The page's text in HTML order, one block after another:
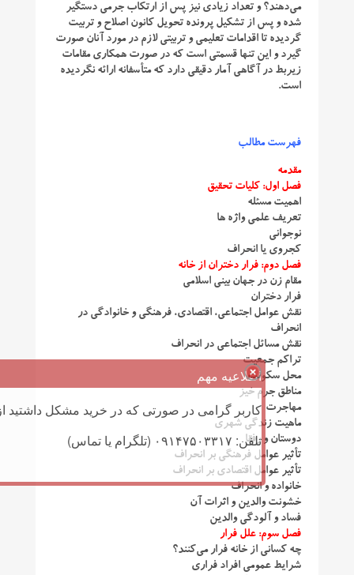
می‌دهند؟ و تعداد زیادی نیز پس از ارتکاب جرمی دستگیر
شده و پس از تشکیل پرونده تحویل کانون اصلاح و تربیت
گردیده تا اقدامات تعلیمی و تربیتی لازم در مورد آنان صورت
گیرد و این تنها قسمتی است که در صورت همکاری مقامات
زیربط در آگاهی آمار دقیقی دارد که متأسفانه ارائه نگردیده
است.
فهرست مطالب
مقدمه
فصل اول: كلیات تحقیق
اهمیت مسئله
تعریف علمی واژه‌ ها
نوجوانی
كجروی یا انحراف
فصل دوم: فرار دختران از خانه
مقام زن در جهان‌ بینی اسلامی
فرار دختران
نقش عوامل اجتماعی، اقتصادی، فرهنگی و خانوادگی در
انحراف
نقش مسائل اجتماعی در انحراف
تراكم جمعیت
محل سكونت
مناطق جرم‌ خیز
مهاجرت
ماهیت زندگی شهری
دوستان و رفقا
تأثیر عوامل فرهنگی بر انحراف
تأثیر عوامل اقتصادی بر انحراف
خانواده و انحراف
خشونت والدین و اثرات آن
فساد و آلودگی والدین
فصل سوم: علل فرار
چه كسانی از خانه فرار می‌كنند؟
شرایط عمومی افراد فراری
اطلاعیه مهم
کاربر گرامی در صورتی که در خرید مشکل داشتید
تلفن: ۰۹۱۴۷۵۰۳۳۱۷ (تلگرام یا تماس)